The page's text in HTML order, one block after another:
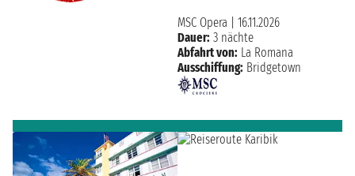
MSC Opera
16.11.2026
Dauer: 3 nächte
Abfahrt von: La Romana
Ausschiffung: Bridgetown